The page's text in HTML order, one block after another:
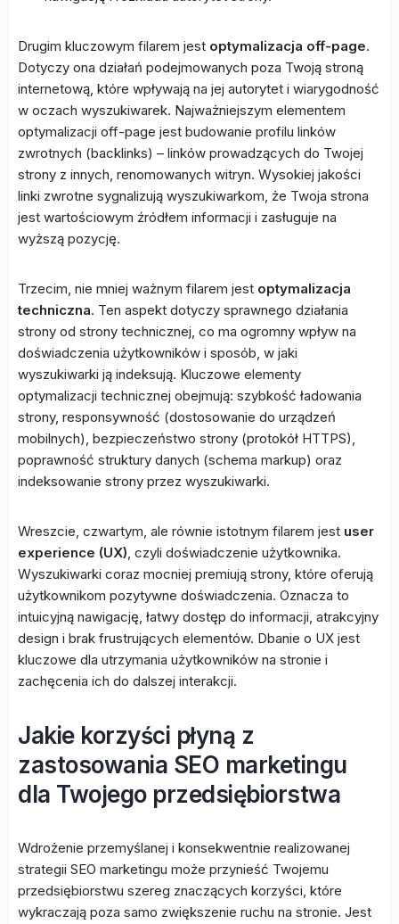
Drugim kluczowym filarem jest optymalizacja off-page.
Dotyczy ona działań podejmowanych poza Twoją stroną
internetową, które wpływają na jej autorytet i wiarygodność
w oczach wyszukiwarek. Najważniejszym elementem
optymalizacji off-page jest budowanie profilu linków
zwrotnych (backlinks) – linków prowadzących do Twojej
strony z innych, renomowanych witryn. Wysokiej jakości
linki zwrotne sygnalizują wyszukiwarkom, że Twoja strona
jest wartościowym źródłem informacji i zasługuje na
wyższą pozycję.
Trzecim, nie mniej ważnym filarem jest optymalizacja
techniczna. Ten aspekt dotyczy sprawnego działania
strony od strony technicznej, co ma ogromny wpływ na
doświadczenia użytkowników i sposób, w jaki
wyszukiwarki ją indeksują. Kluczowe elementy
optymalizacji technicznej obejmują: szybkość ładowania
strony, responsywność (dostosowanie do urządzeń
mobilnych), bezpieczeństwo strony (protokół HTTPS),
poprawność struktury danych (schema markup) oraz
indeksowanie strony przez wyszukiwarki.
Wreszcie, czwartym, ale równie istotnym filarem jest user
experience (UX), czyli doświadczenie użytkownika.
Wyszukiwarki coraz mocniej premiują strony, które oferują
użytkownikom pozytywne doświadczenia. Oznacza to
intuicyjną nawigację, łatwy dostęp do informacji, atrakcyjny
design i brak frustrujących elementów. Dbanie o UX jest
kluczowe dla utrzymania użytkowników na stronie i
zachęcenia ich do dalszej interakcji.
Jakie korzyści płyną z
zastosowania SEO marketingu
dla Twojego przedsiębiorstwa
Wdrożenie przemyślanej i konsekwentnie realizowanej
strategii SEO marketingu może przynieść Twojemu
przedsiębiorstwu szereg znaczących korzyści, które
wykraczają poza samo zwiększenie ruchu na stronie. Jest